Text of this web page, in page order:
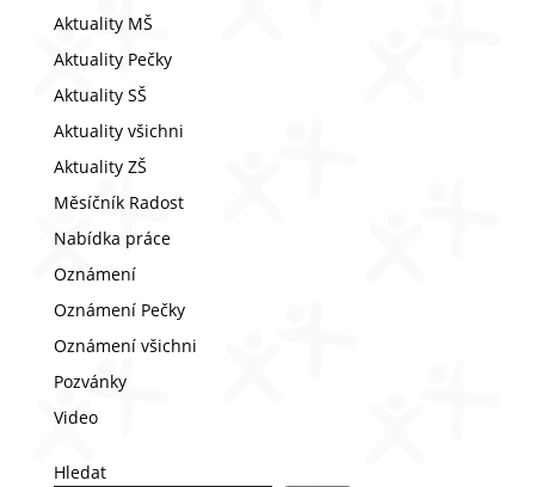
Aktuality MŠ
Aktuality Pečky
Aktuality SŠ
Aktuality všichni
Aktuality ZŠ
Měsíčník Radost
Nabídka práce
Oznámení
Oznámení Pečky
Oznámení všichni
Pozvánky
Video
Hledat